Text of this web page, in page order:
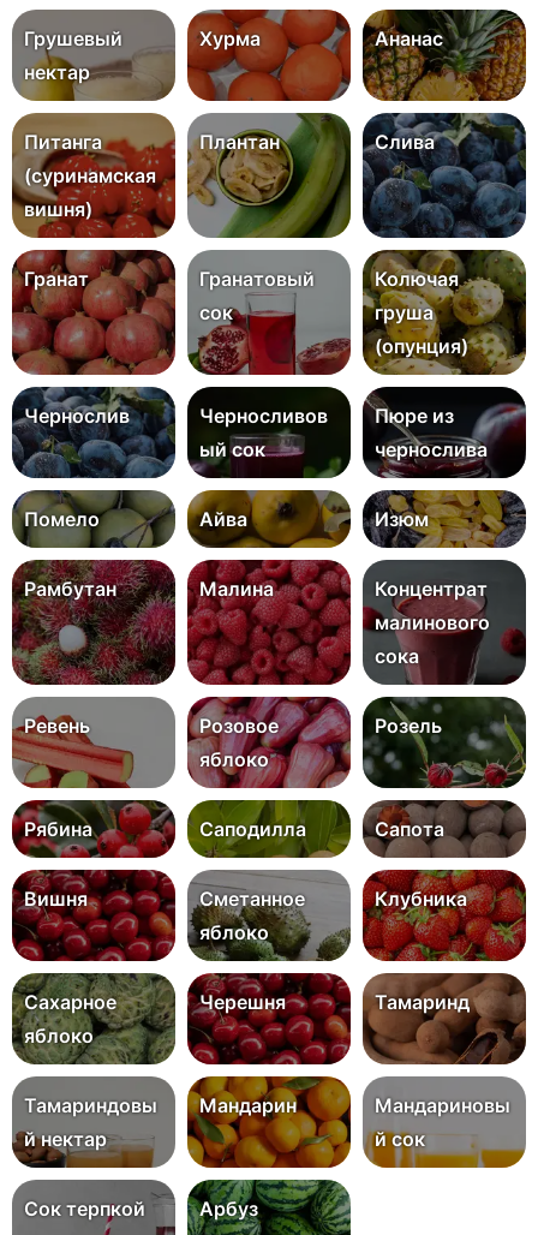
Грушевый
нектар
Хурма Ананас
Питанга
(суринамская
вишня)
Плантан Слива
Гранат
Гранатовый
сок
Колючая
груша
(опунция)
Чернослив
Черносливов
ый сок
Пюре из
чернослива
Помело Айва Изюм
Рамбутан Малина
Концентрат
малинового
сока
Ревень
Розовое
яблоко
Розель
Рябина Саподилла Сапота
Вишня
Сметанное
яблоко
Клубника
Сахарное
яблоко
Черешня Тамаринд
Тамариндовы
й нектар
Мандарин
Мандариновы
й сок
Сок терпкой
Арбуз